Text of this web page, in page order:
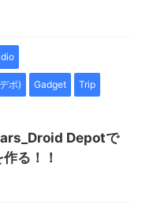
ポ) Gadget Trip
Depotで
る！！